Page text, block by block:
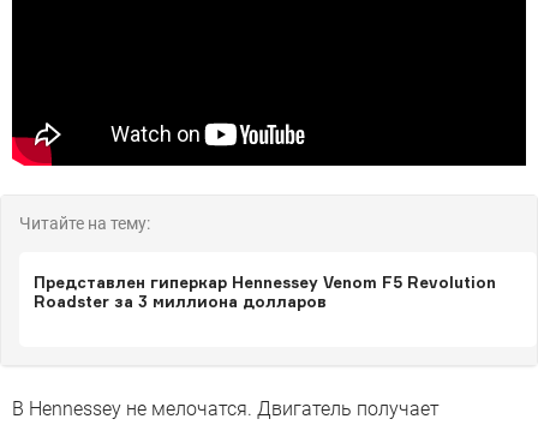
Читайте на тему:
Представлен гиперкар Hennessey Venom F5 Revolution
Roadster за 3 миллиона долларов
В Hennessey не мелочатся. Двигатель получает